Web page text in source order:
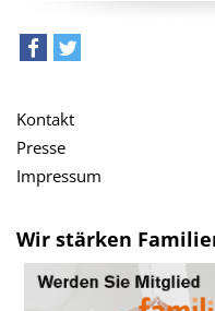
Kontakt
Presse
Impressum
Wir stärken